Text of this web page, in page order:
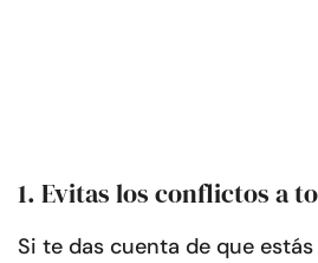
1. Evitas los conflictos a
Si te das cuenta de que